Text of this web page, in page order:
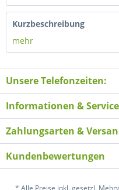
Kurzbeschreibung
mehr
Unsere Telefonzeiten:
Informationen & Service
Zahlungsarten &
Kundenbewertungen